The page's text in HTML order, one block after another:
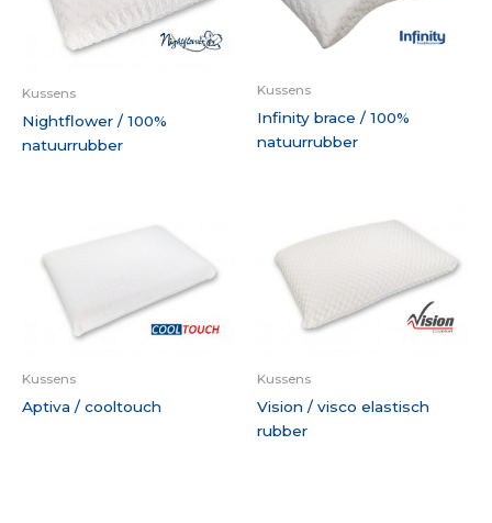
Kussens
Nightflower / 100%
natuurrubber
Kussens
Infinity brace / 100%
natuurrubber
Kussens
Aptiva / cooltouch
Kussens
Vision / visco elastisch
rubber